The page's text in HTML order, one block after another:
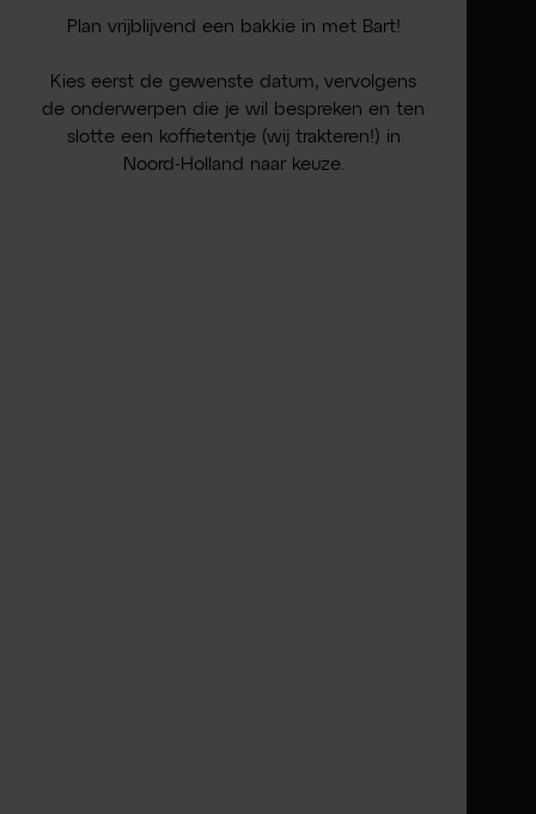
Plan vrijblijvend een bakkie in met Bart!
Kies eerst de gewenste datum, vervolgens
de onderwerpen die je wil bespreken en ten
slotte een koffietentje (wij trakteren!) in
Noord-Holland naar keuze.